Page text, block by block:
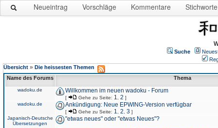
Neueintrag Vorschläge Kommentare Stichworte
Suche
Übersicht » Die heissesten Themen
Name des Forums
Thema
wadoku.de Willkommen im neuen wadoku - Forum
[ Gehe zu Seite: 1 2 ]
wadoku.de
Ankündigung: Neue EPWING-Version verfügbar
[ Gehe zu Seite: 1 2 3 ]
Japanisch-Deutsche
Übersetzungen
"etwas neues" oder "etwas Neues"?